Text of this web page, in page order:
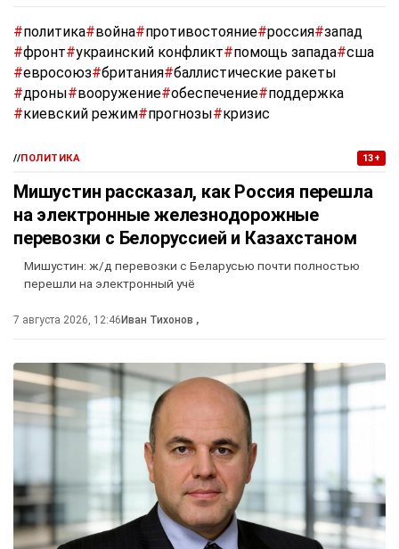
#политика#война#противостояние#россия#запад
#фронт#украинский конфликт#помощь запада#сша
#евросоюз#британия#баллистические ракеты
#дроны#вооружение#обеспечение#поддержка
#киевский режим#прогнозы#кризис
//ПОЛИТИКА 13+
Мишустин рассказал, как Россия перешла
на электронные железнодорожные
перевозки с Белоруссией и Казахстаном
Мишустин: ж/д перевозки с Беларусью почти полностью
перешли на электронный учё
7 августа 2026, 12:46 Иван Тихонов ,